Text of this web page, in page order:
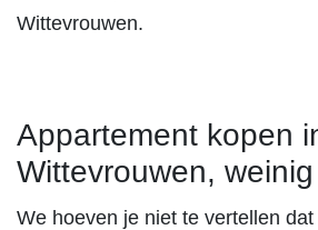
Wittevrouwen.
Appartement kopen
Wittevrouwen,
We hoeven je niet te vertellen